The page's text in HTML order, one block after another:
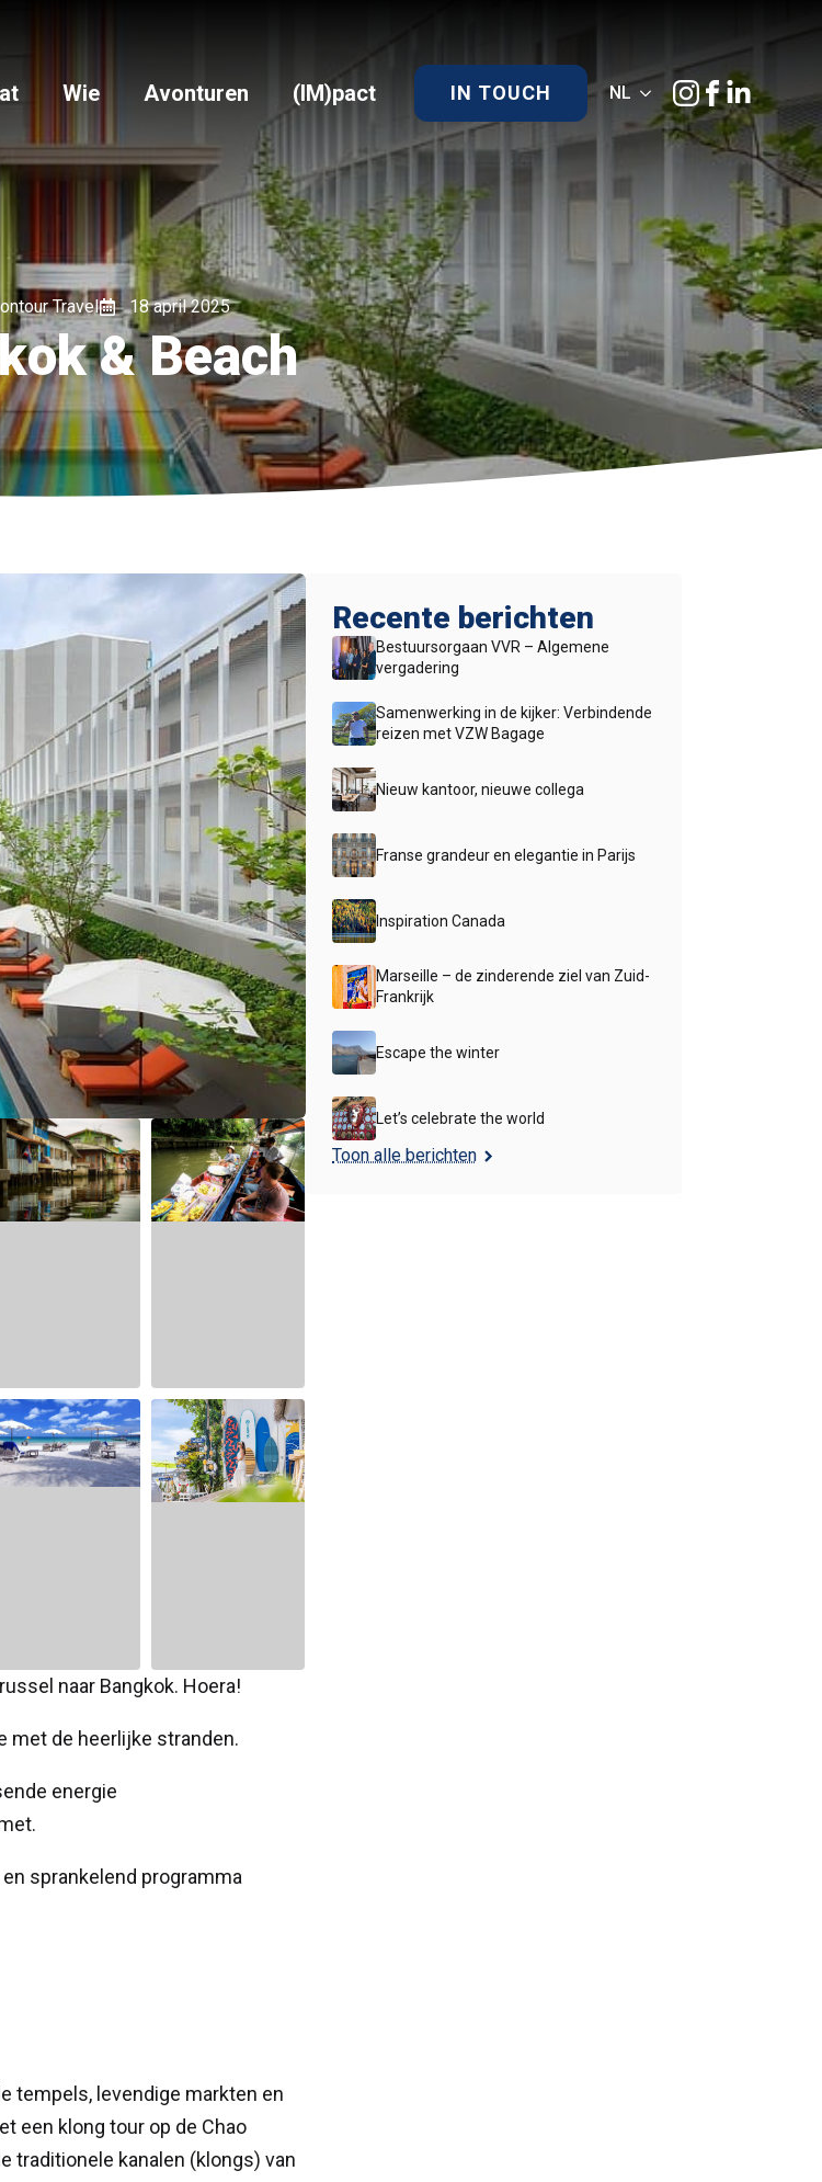
Wie Avonturen (IM)pact IN TOUCH NL
Travel 18 april 2025
& Beach
naar Bangkok. Hoera!
met de heerlijke stranden.
energie
sprankelend programma
tempels, levendige markten en
een klong tour op de Chao
traditionele kanalen (klongs) van
Recente berichten
Bestuursorgaan VVR – Algemene
vergadering
Samenwerking in de kijker: Verbindende
reizen met VZW Bagage
Nieuw kantoor, nieuwe collega
Franse grandeur en elegantie in Parijs
Inspiration Canada
Marseille – de zinderende ziel van Zuid-
Frankrijk
Escape the winter
Let’s celebrate the world
Toon alle berichten